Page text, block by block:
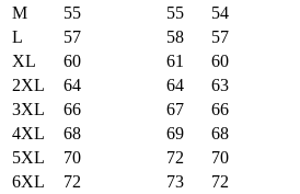
M
55 55 54
L
57 58 57
XL
60 61 60
2XL
64 64 63
3XL
66 67 66
4XL
68 69 68
5XL
70 72 70
6XL
72 73 72